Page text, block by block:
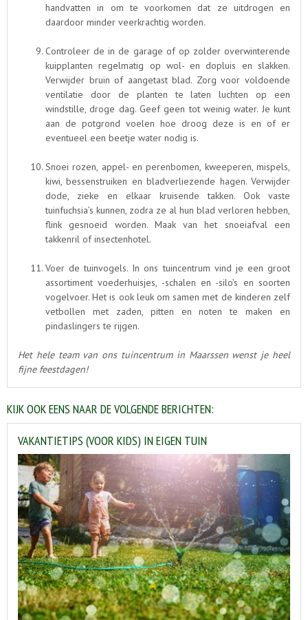
handvatten in om te voorkomen dat ze uitdrogen en
daardoor minder veerkrachtig worden.
Controleer de in de garage of op zolder overwinterende
kuipplanten regelmatig op wol- en dopluis en slakken.
Verwijder bruin of aangetast blad. Zorg voor voldoende
ventilatie door de planten te laten luchten op een
windstille, droge dag. Geef geen tot weinig water. Je kunt
aan de potgrond voelen hoe droog deze is en of er
eventueel een beetje water nodig is.
Snoei rozen, appel- en perenbomen, kweeperen, mispels,
kiwi, bessenstruiken en bladverliezende hagen. Verwijder
dode, zieke en elkaar kruisende takken. Ook vaste
tuinfuchsia’s kunnen, zodra ze al hun blad verloren hebben,
flink gesnoeid worden. Maak van het snoeiafval een
takkenril of insectenhotel.
Voer de tuinvogels. In ons tuincentrum vind je een groot
assortiment voederhuisjes, -schalen en -silo’s en soorten
vogelvoer. Het is ook leuk om samen met de kinderen zelf
vetbollen met zaden, pitten en noten te maken en
pindaslingers te rijgen.
Het hele team van ons tuincentrum in Maarssen wenst je heel
fijne feestdagen!
KIJK OOK EENS NAAR DE VOLGENDE BERICHTEN:
VAKANTIETIPS (VOOR KIDS) IN EIGEN TUIN